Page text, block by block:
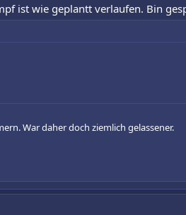
ist wie geplantt verlaufen. Bin
War daher doch ziemlich gelassener.